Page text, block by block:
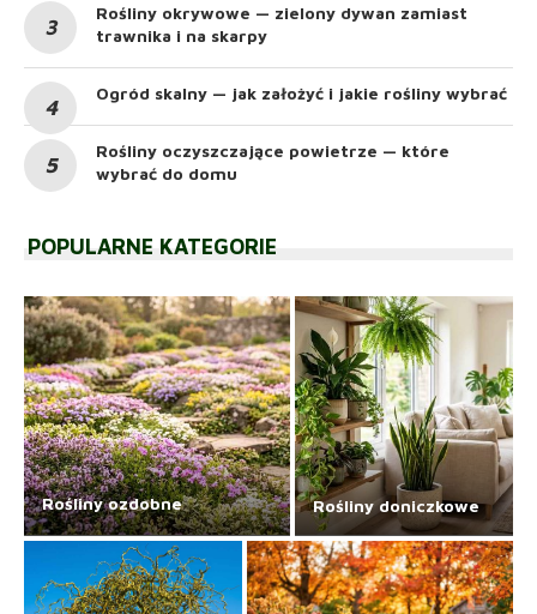
Rośliny okrywowe — zielony dywan zamiast
trawnika i na skarpy
Ogród skalny — jak założyć i jakie rośliny wybrać
Rośliny oczyszczające powietrze — które
wybrać do domu
POPULARNE KATEGORIE
Rośliny ozdobne Rośliny doniczkowe